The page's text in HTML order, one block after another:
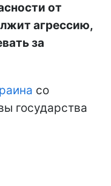
от
агрессию,
за
со
государства